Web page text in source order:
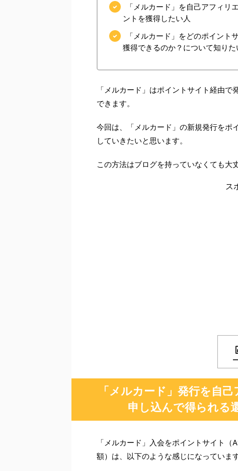
「メルカード」を自己アフィリ
ントを獲得したい人
「メルカード」をどのポイン
獲得できるのか？について知りた
「メルカード」はポイントサイト経由
できます。
今回は、「メルカード」の新規発行をポ
していきたいと思います。
この方法はブログを持っていなくても大
ス
「メルカード」発行を自
申し込んで得られる
「メルカード」入会をポイントサイト
額）は、以下のような感じになっています